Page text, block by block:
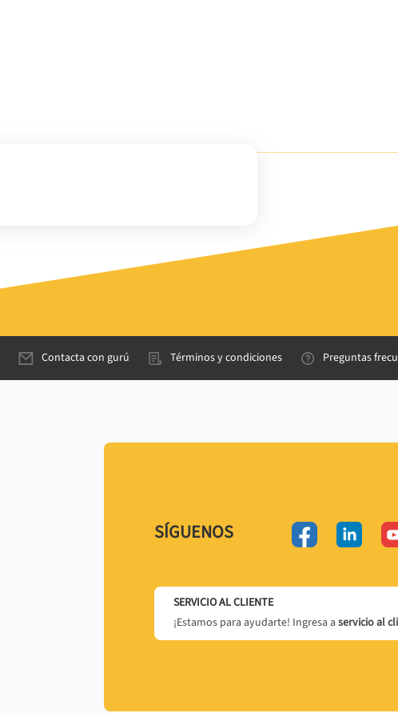
Contacta con gurú Términos y condiciones Preguntas
SÍGUENOS
SERVICIO AL CLIENTE
¡Estamos para ayudarte! Ingresa a servicio al